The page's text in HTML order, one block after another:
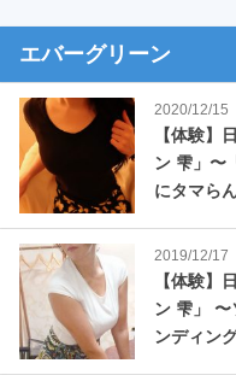
サ
ー
ジ
途
下
車
ト
＆
動
画
エバーグリーン
2020/12/15
【体験】
ン 雫」〜
にタマら
2019/12/17
【体験】
ン 雫」
ンディン